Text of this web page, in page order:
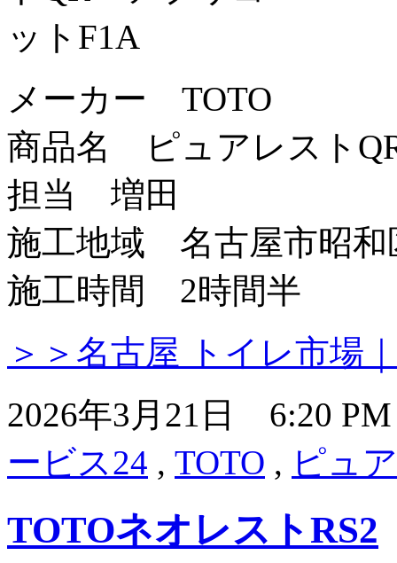
メーカー TOTO
商品名 ピュアレスト
担当 増田
施工地域 名古屋市昭和
施工時間 2時間半
＞＞名古屋 トイレ市場
2026年3月21日 6:20
ービス24 , TOTO , ピュ
TOTOネオレストRS2